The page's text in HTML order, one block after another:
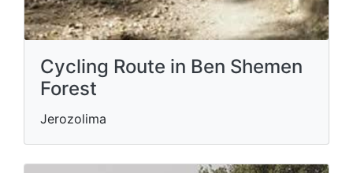
Cycling Route in Ben Shemen
Forest
Jerozolima